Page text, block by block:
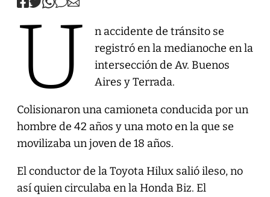
U
n accidente de tránsito se
registró en la medianoche en la
intersección de Av. Buenos
Aires y Terrada.
Colisionaron una camioneta conducida por un
hombre de 42 años y una moto en la que se
movilizaba un joven de 18 años.
El conductor de la Toyota Hilux salió ileso, no
así quien circulaba en la Honda Biz. El